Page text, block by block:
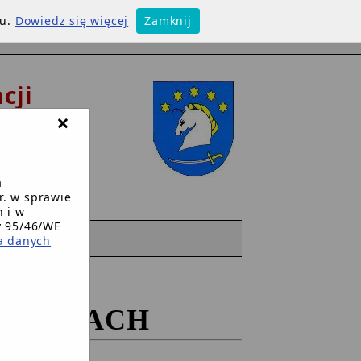
Dowiedz się więcej Zamknij
×
w sprawie
i w
46/WE
danych